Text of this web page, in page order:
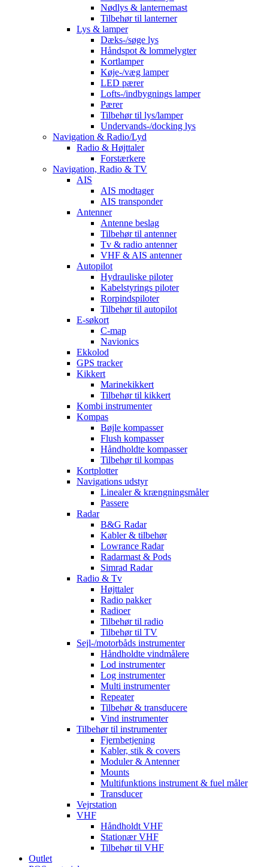
Nødlys & lanternemast
Tilbehør til lanterner
Lys & lamper
Dæks-/søge lys
Håndspot & lommelygter
Kortlamper
Køje-/væg lamper
LED pærer
Lofts-/indbygnings lamper
Pærer
Tilbehør til lys/lamper
Undervands-/docking lys
Navigation & Radio/Lyd
Radio & Højttaler
Forstærkere
Navigation, Radio & TV
AIS
AIS modtager
AIS transponder
Antenner
Antenne beslag
Tilbehør til antenner
Tv & radio antenner
VHF & AIS antenner
Autopilot
Hydrauliske piloter
Kabelstyrings piloter
Rorpindspiloter
Tilbehør til autopilot
E-søkort
C-map
Navionics
Ekkolod
GPS tracker
Kikkert
Marinekikkert
Tilbehør til kikkert
Kombi instrumenter
Kompas
Bøjle kompasser
Flush kompasser
Håndholdte kompasser
Tilbehør til kompas
Kortplotter
Navigations udstyr
Linealer & krængningsmåler
Passere
Radar
B&G Radar
Kabler & tilbehør
Lowrance Radar
Radarmast & Pods
Simrad Radar
Radio & Tv
Højttaler
Radio pakker
Radioer
Tilbehør til radio
Tilbehør til TV
Sejl-/motorbåds instrumenter
Håndholdte vindmålere
Lod instrumenter
Log instrumenter
Multi instrumenter
Repeater
Tilbehør & transducere
Vind instrumenter
Tilbehør til instrumenter
Fjernbetjening
Kabler, stik & covers
Moduler & Antenner
Mounts
Multifunktions instrument & fuel måler
Transducer
Vejrstation
VHF
Håndholdt VHF
Stationær VHF
Tilbehør til VHF
Outlet